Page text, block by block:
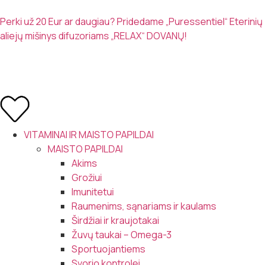
Perki už 20 Eur ar daugiau? Pridedame „Puressentiel“ Eterinių
aliejų mišinys difuzoriams „RELAX“ DOVANŲ!
VITAMINAI IR MAISTO PAPILDAI
MAISTO PAPILDAI
Akims
Grožiui
Imunitetui
Raumenims, sąnariams ir kaulams
Širdžiai ir kraujotakai
Žuvų taukai – Omega-3
Sportuojantiems